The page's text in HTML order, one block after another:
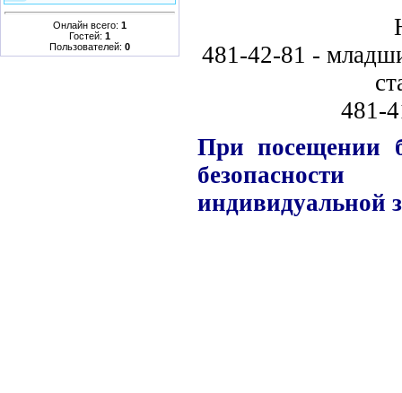
Онлайн всего: 1
Гостей: 1
Пользователей: 0
481-42-81 -
481-
При посещении
индивидуальной